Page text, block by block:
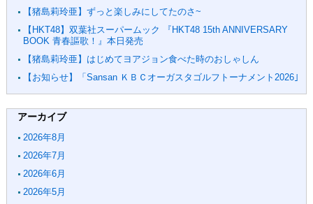
【猪島莉玲亜】ずっと楽しみにしてたのさ~
【HKT48】双葉社スーパームック 『HKT48 15th ANNIVERSARY
BOOK 青春謳歌！』本日発売
【猪島莉玲亜】はじめてヨアジョン食べた時のおしゃしん
【お知らせ】「Sansan ＫＢＣオーガスタゴルフトーナメント2026｣
アーカイブ
2026年8月
2026年7月
2026年6月
2026年5月